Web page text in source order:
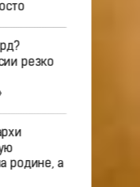
резко
родине, а